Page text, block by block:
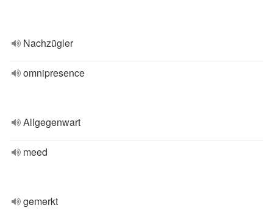
Nachzügler
omnipresence
Allgegenwart
meed
gemerkt